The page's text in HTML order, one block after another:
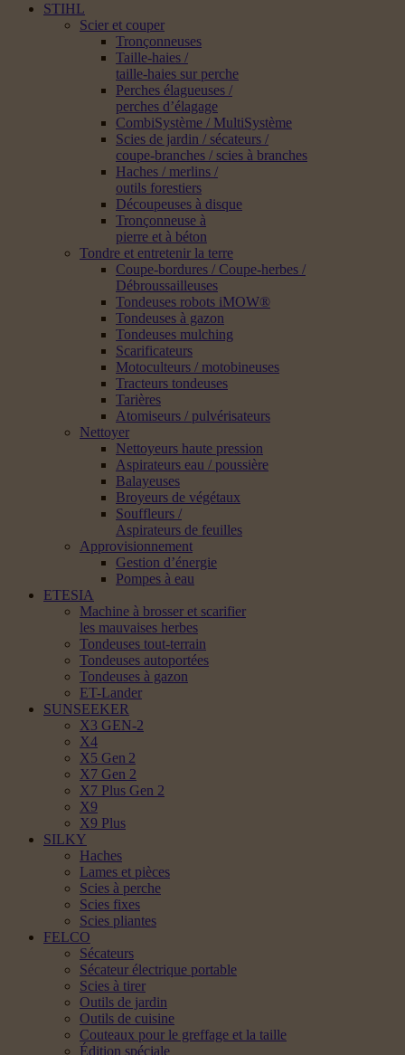
STIHL
Scier et couper
Tronçonneuses
Taille-haies /
taille-haies sur perche
Perches élagueuses /
perches d’élagage
CombiSystème / MultiSystème
Scies de jardin / sécateurs /
coupe-branches / scies à branches
Haches / merlins /
outils forestiers
Découpeuses à disque
Tronçonneuse à
pierre et à béton
Tondre et entretenir la terre
Coupe-bordures / Coupe-herbes /
Débroussailleuses
Tondeuses robots iMOW®
Tondeuses à gazon
Tondeuses mulching
Scarificateurs
Motoculteurs / motobineuses
Tracteurs tondeuses
Tarières
Atomiseurs / pulvérisateurs
Nettoyer
Nettoyeurs haute pression
Aspirateurs eau / poussière
Balayeuses
Broyeurs de végétaux
Souffleurs /
Aspirateurs de feuilles
Approvisionnement
Gestion d’énergie
Pompes à eau
ETESIA
Machine à brosser et scarifier
les mauvaises herbes
Tondeuses tout-terrain
Tondeuses autoportées
Tondeuses à gazon
ET-Lander
SUNSEEKER
X3 GEN-2
X4
X5 Gen 2
X7 Gen 2
X7 Plus Gen 2
X9
X9 Plus
SILKY
Haches
Lames et pièces
Scies à perche
Scies fixes
Scies pliantes
FELCO
Sécateurs
Sécateur électrique portable
Scies à tirer
Outils de jardin
Outils de cuisine
Couteaux pour le greffage et la taille
Édition spéciale